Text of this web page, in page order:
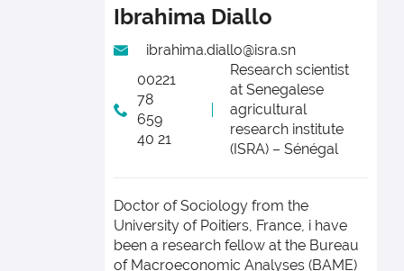
Ibrahima Diallo
ibrahima.diallo@isra.sn
00221
78
659
40 21
Research scientist
at Senegalese
agricultural
research institute
(ISRA) – Sénégal
Doctor of Sociology from the
University of Poitiers, France, i have
been a research fellow at the Bureau
of Macroeconomic Analyses (BAME)